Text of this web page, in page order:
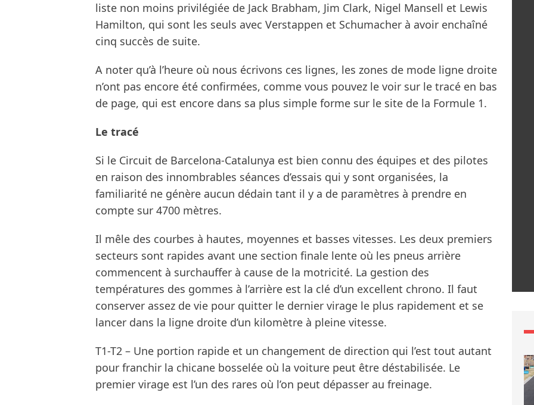
liste non moins privilégiée de Jack Brabham, Jim Clark, Nigel Mansell et Lewis
Hamilton, qui sont les seuls avec Verstappen et Schumacher à avoir enchaîné
cinq succès de suite.
A noter qu’à l’heure où nous écrivons ces lignes, les zones de mode ligne droite
n’ont pas encore été confirmées, comme vous pouvez le voir sur le tracé en bas
de page, qui est encore dans sa plus simple forme sur le site de la Formule 1.
Le tracé
Si le Circuit de Barcelona-Catalunya est bien connu des équipes et des pilotes
en raison des innombrables séances d’essais qui y sont organisées, la
familiarité ne génère aucun dédain tant il y a de paramètres à prendre en
compte sur 4700 mètres.
Il mêle des courbes à hautes, moyennes et basses vitesses. Les deux premiers
secteurs sont rapides avant une section finale lente où les pneus arrière
commencent à surchauffer à cause de la motricité. La gestion des
températures des gommes à l’arrière est la clé d’un excellent chrono. Il faut
conserver assez de vie pour quitter le dernier virage le plus rapidement et se
lancer dans la ligne droite d’un kilomètre à pleine vitesse.
T1-T2 – Une portion rapide et un changement de direction qui l’est tout autant
pour franchir la chicane bosselée où la voiture peut être déstabilisée. Le
premier virage est l’un des rares où l’on peut dépasser au freinage.